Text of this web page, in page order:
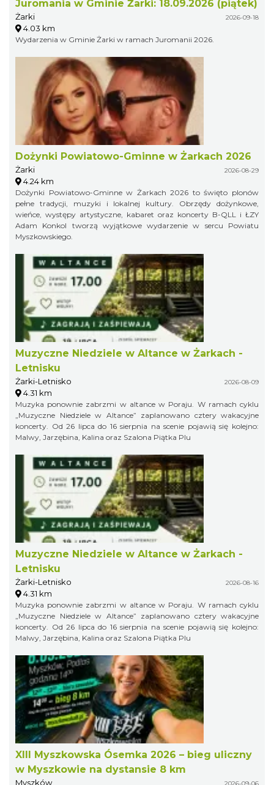
Juromania w Gminie Żarki: 18.09.2026 (piątek)
Żarki 2026-09-18
4.03 km
Wydarzenia w Gminie Żarki w ramach Juromanii 2026.
Dożynki Powiatowo-Gminne w Żarkach 2026
Żarki 2026-08-29
4.24 km
Dożynki Powiatowo-Gminne w Żarkach 2026 to święto plonów
pełne tradycji, muzyki i lokalnej kultury. Obrzędy dożynkowe,
wieńce, występy artystyczne, kabaret oraz koncerty B-QLL i ŁZY
Adam Konkol tworzą wyjątkowe wydarzenie w sercu Powiatu
Myszkowskiego.
Muzyczne Niedziele w Altance w Żarkach -
Letnisku
Żarki-Letnisko 2026-08-09
4.31 km
Muzyka ponownie zabrzmi w altance w Poraju. W ramach cyklu
„Muzyczne Niedziele w Altance” zaplanowano cztery wakacyjne
koncerty. Od 26 lipca do 16 sierpnia na scenie pojawią się kolejno:
Malwy, Jarzębina, Kalina oraz Szalona Piątka Plu
Muzyczne Niedziele w Altance w Żarkach -
Letnisku
Żarki-Letnisko 2026-08-16
4.31 km
Muzyka ponownie zabrzmi w altance w Poraju. W ramach cyklu
„Muzyczne Niedziele w Altance” zaplanowano cztery wakacyjne
koncerty. Od 26 lipca do 16 sierpnia na scenie pojawią się kolejno:
Malwy, Jarzębina, Kalina oraz Szalona Piątka Plu
XIII Myszkowska Ósemka 2026 – bieg uliczny
w Myszkowie na dystansie 8 km
Myszków